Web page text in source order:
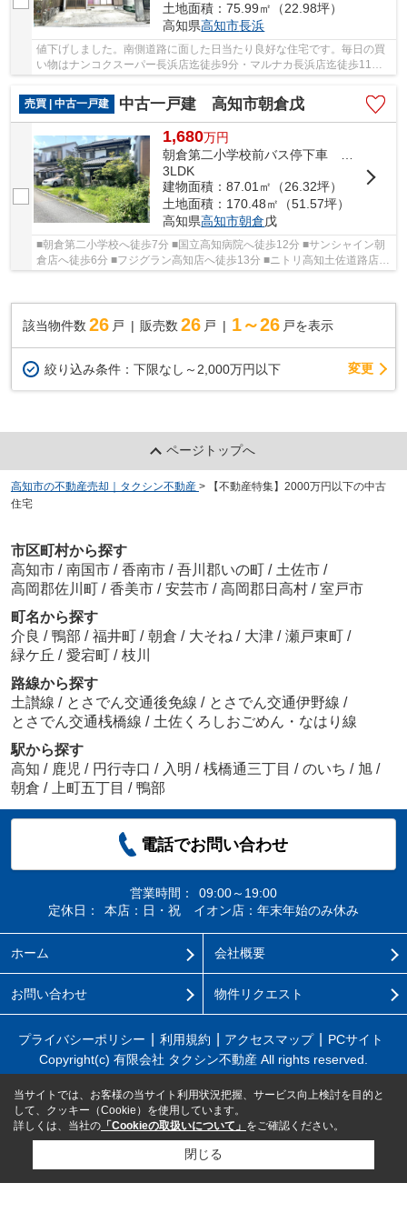
土地面積：75.99㎡（22.98坪）
高知県高知市長浜
値下げしました。南側道路に面した日当たり良好な住宅です。毎日の買
い物はナンコクスーパー長浜店迄徒歩9分・マルナカ長浜店迄徒歩11分
売買 | 中古一戸建
中古一戸建 高知市朝倉戊
1,680万円
朝倉第二小学校前バス停下車 徒歩4分
3LDK
建物面積：87.01㎡（26.32坪）
土地面積：170.48㎡（51.57坪）
高知県高知市朝倉戊
■朝倉第二小学校へ徒歩7分 ■国立高知病院へ徒歩12分 ■サンシャイン朝
倉店へ徒歩6分 ■フジグラン高知店へ徒歩13分 ■ニトリ高知土佐道路店へ
該当物件数 26 戸 販売数 26 戸 1～26 戸を表示
絞り込み条件： 下限なし～2,000万円以下 変更
ページトップへ
高知市の不動産売却｜タクシン不動産 >
【不動産特集】2000万円以下の中古
住宅
市区町村から探す
高知市 / 南国市 / 香南市 / 吾川郡いの町 / 土佐市 /
高岡郡佐川町 / 香美市 / 安芸市 / 高岡郡日高村 / 室戸市
町名から探す
介良 / 鴨部 / 福井町 / 朝倉 / 大そね / 大津 / 瀬戸東町 /
緑ケ丘 / 愛宕町 / 枝川
路線から探す
土讃線 / とさでん交通後免線 / とさでん交通伊野線 /
とさでん交通桟橋線 / 土佐くろしおごめん・なはり線
駅から探す
高知 / 鹿児 / 円行寺口 / 入明 / 桟橋通三丁目 / のいち / 旭 /
朝倉 / 上町五丁目 / 鴨部
電話でお問い合わせ
営業時間：
09:00～19:00
定休日：
本店：日・祝 イオン店：年末年始のみ休み
ホーム 会社概要
お問い合わせ 物件リクエスト
プライバシーポリシー 利用規約 アクセスマップ
PCサイト
Copyright(c) 有限会社 タクシン不動産 All rights reserved.
当サイトでは、お客様の当サイト利用状況把握、サービス向上検討を目的と
して、クッキー（Cookie）を使用しています。
詳しくは、当社の 「Cookieの取扱いについて」 をご確認ください。
閉じる